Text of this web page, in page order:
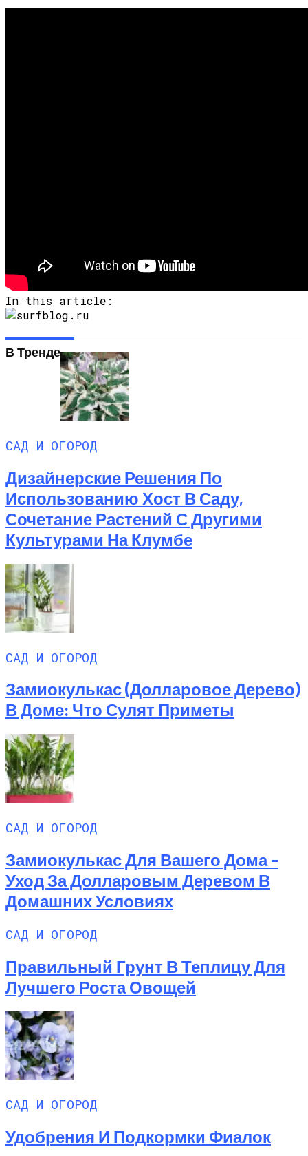
In this article:
В Тренде
САД И ОГОРОД
Дизайнерские Решения По
Использованию Хост В Саду,
Сочетание Растений С Другими
Культурами На Клумбе
САД И ОГОРОД
Замиокулькас (долларовое Дерево)
В Доме: Что Сулят Приметы
САД И ОГОРОД
Замиокулькас Для Вашего Дома –
Уход За Долларовым Деревом В
Домашних Условиях
САД И ОГОРОД
Правильный Грунт В Теплицу Для
Лучшего Роста Овощей
САД И ОГОРОД
Удобрения И Подкормки Фиалок